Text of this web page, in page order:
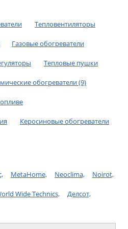
Тепловентиляторы
Газовые обогреватели
Тепловые пушки
обогреватели (9)
Керосиновые обогреватели
MetaHome, Neoclima, Noirot,
Wide Technics, Делсот,